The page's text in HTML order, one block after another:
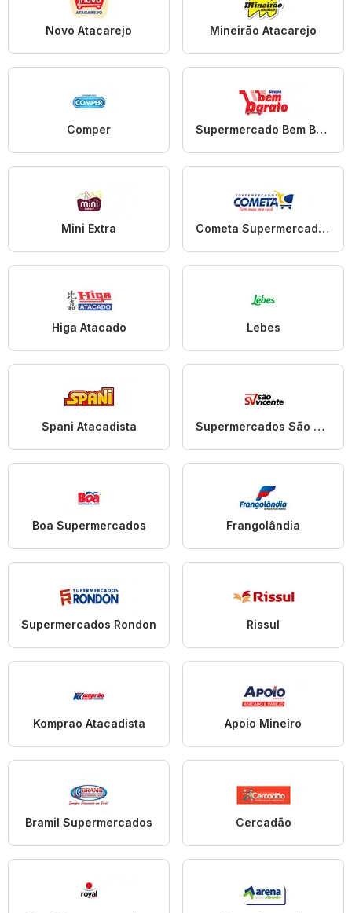
Novo Atacarejo Mineirão Atacarejo
Comper Supermercado Bem Barato
Mini Extra Cometa Supermercados
Higa Atacado Lebes
Spani Atacadista Supermercados São Vicente
Boa Supermercados Frangolândia
Supermercados Rondon Rissul
Komprao Atacadista Apoio Mineiro
Bramil Supermercados Cercadão